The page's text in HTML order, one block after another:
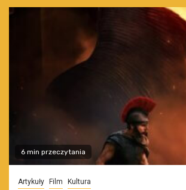
6 min przeczytania
Artykuły Film Kultura